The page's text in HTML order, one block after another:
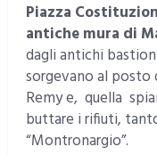
Piazza
antiche mura di
dagli antichi
sorgevano al posto
Remy e, quella
buttare i rifiuti,
“Montronargio”.